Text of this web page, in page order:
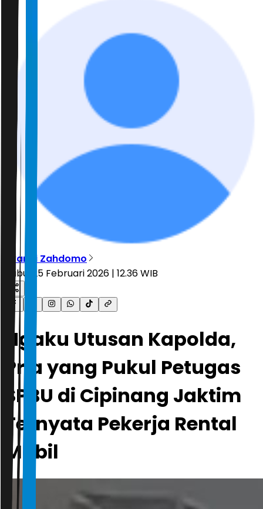
Ryandi Zahdomo
Rabu, 25 Februari 2026 | 12.36 WIB
Ngaku Utusan Kapolda,
Pria yang Pukul Petugas
SPBU di Cipinang Jaktim
Ternyata Pekerja Rental
Mobil